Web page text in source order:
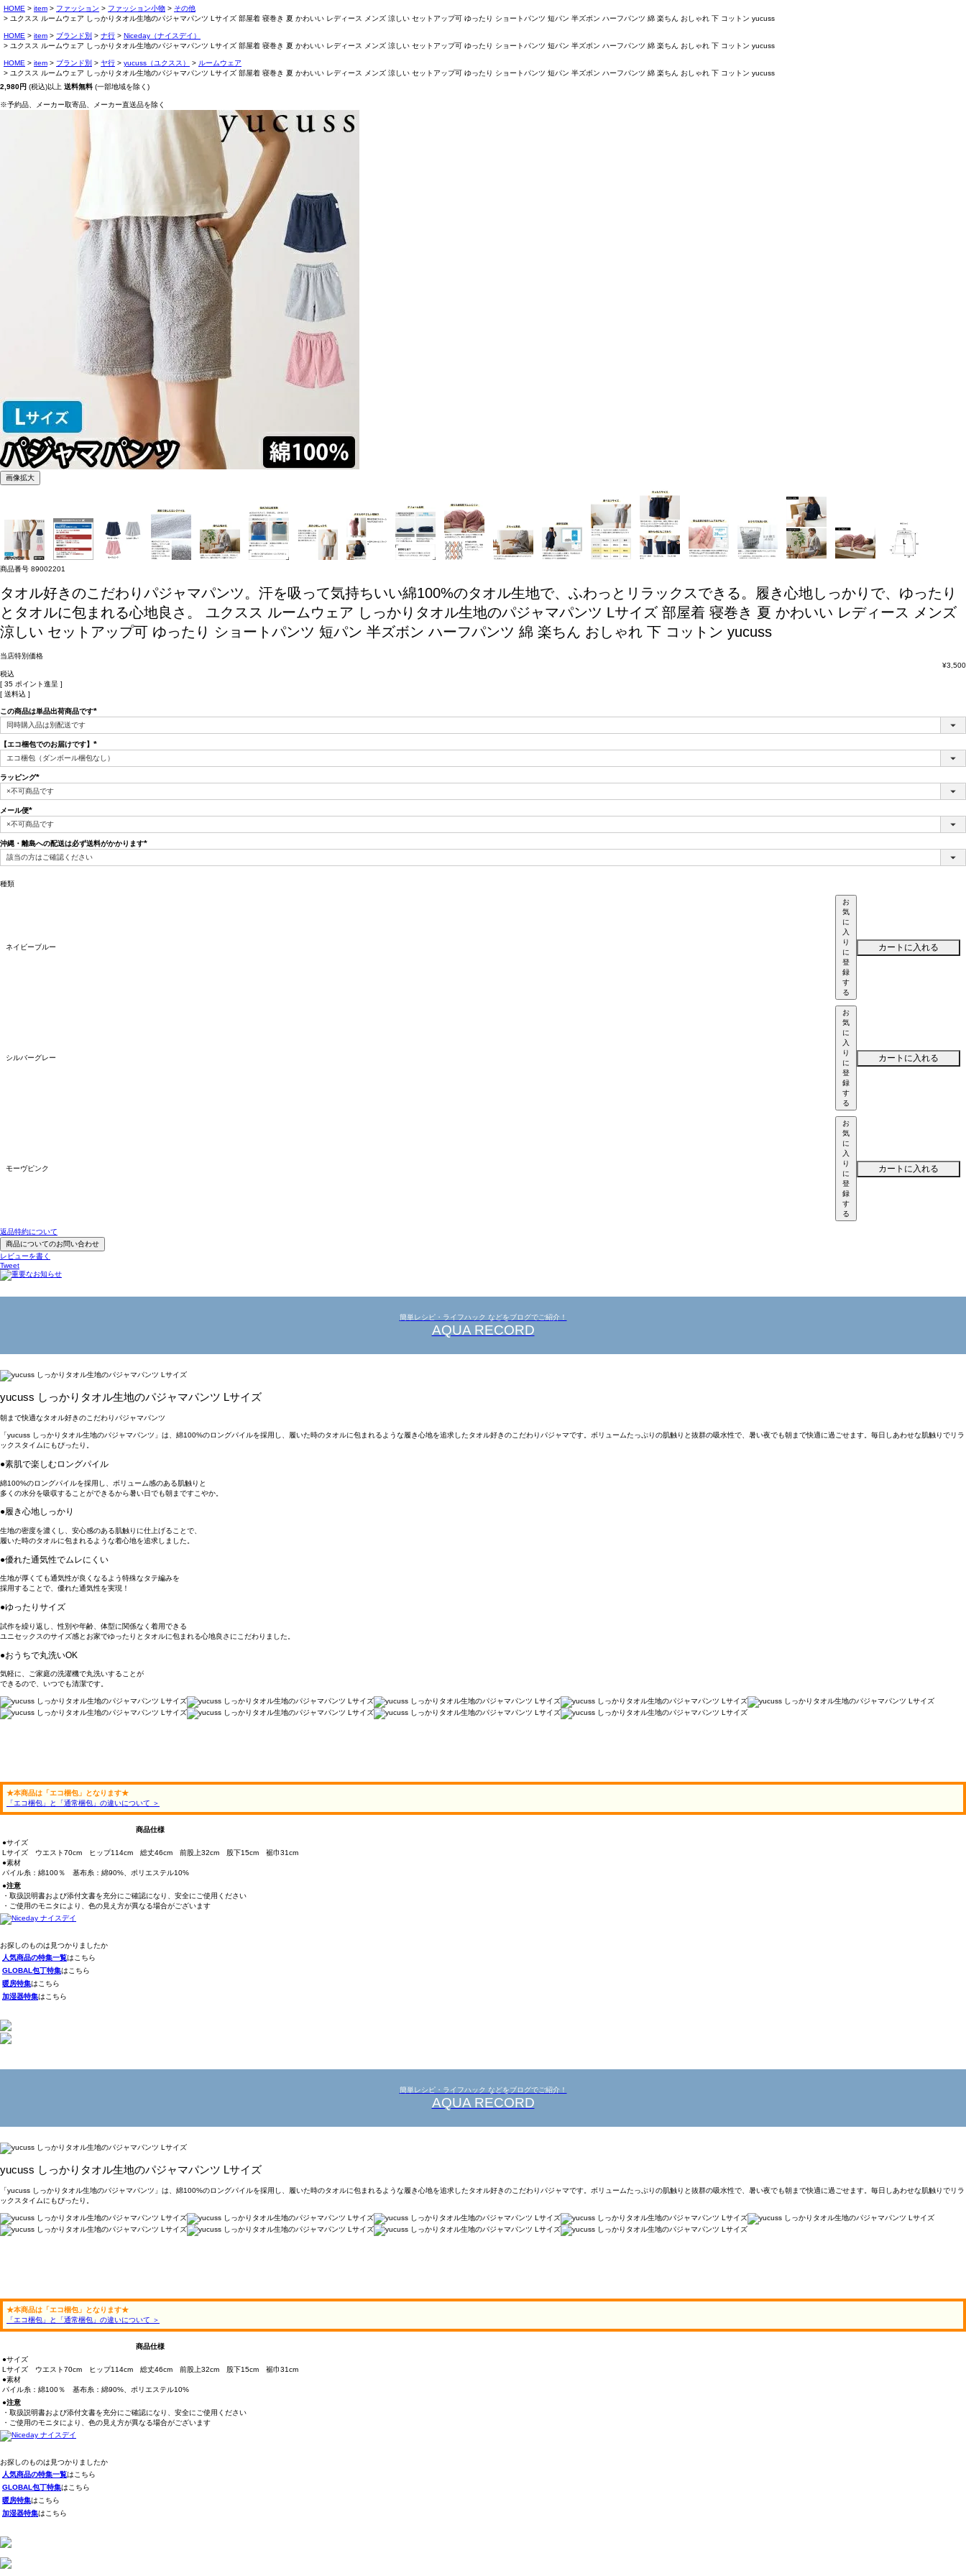
HOME item ファッション ファッション小物
その他
ユクスス ルームウェア しっかりタオル生地のパジャマパンツ Lサイズ 部屋着 寝巻き 夏 かわいい レディース メンズ 涼しい セットアップ可 ゆったり ショートパンツ 短パン 半ズボン ハーフパンツ 綿 楽ちん おしゃれ 下 コットン yucuss
HOME item ブランド別 ナ行
Niceday（ナイスデイ）
ユクスス ルームウェア しっかりタオル生地のパジャマパンツ Lサイズ 部屋着 寝巻き 夏 かわいい レディース メンズ 涼しい セットアップ可 ゆったり ショートパンツ 短パン 半ズボン ハーフパンツ 綿 楽ちん おしゃれ 下 コットン yucuss
HOME item ブランド別 ヤ行 yucuss（ユクスス）
ルームウェア
ユクスス ルームウェア しっかりタオル生地のパジャマパンツ Lサイズ 部屋着 寝巻き 夏 かわいい レディース メンズ 涼しい セットアップ可 ゆったり ショートパンツ 短パン 半ズボン ハーフパンツ 綿 楽ちん おしゃれ 下 コットン yucuss
2,980円 (税込)以上 送料無料 (一部地域を除く)
※予約品、メーカー取寄品、メーカー直送品を除く
画像拡大
商品番号 89002201
タオル好きのこだわりパジャマパンツ。汗を吸って気持ちいい綿100%のタオル生地で、ふわっとリラックスできる。履き心地しっかりで、ゆったり
とタオルに包まれる心地良さ。
ユクスス ルームウェア しっかりタオル生地のパジャマパンツ Lサイズ 部屋着 寝巻き 夏 かわいい レディース メンズ
涼しい セットアップ可 ゆったり ショートパンツ 短パン 半ズボン ハーフパンツ 綿 楽ちん おしゃれ 下 コットン yucuss
当店特別価格
¥3,500
税込
[ 35 ポイント進呈 ]
送料込
この商品は単品出荷商品です
須)
【エコ梱包でのお届けです】
(必
須)
ラッピング
(必
須)
メール便
(必
須)
沖縄・離島への配送は必ず送料がかかります
須)
種類
ネイビーブルー
お
気
に
入
り
に
登
録
す
る
カートに入れる
シルバーグレー
お
気
に
入
り
に
登
録
す
る
カートに入れる
モーヴピンク
お
気
に
入
り
に
登
録
す
る
カートに入れる
返品特約について
商品についてのお問い合わせ
レビューを書く
Tweet
簡単レシピ・ライフハック などをブログでご紹介！
AQUA RECORD
yucuss しっかりタオル生地のパジャマパンツ Lサイズ
朝まで快適なタオル好きのこだわりパジャマパンツ
「yucuss しっかりタオル生地のパジャマパンツ」は、綿100%のロングパイルを採用し、履いた時のタオルに包まれるような履き心地を追求したタオル好きのこだわりパジャマです。ボリュームたっぷりの肌触りと抜群の吸水性で、暑い夜でも朝まで快適に過ごせます。毎日しあわせな肌触りでリラ
ックスタイムにもぴったり。
●素肌で楽しむロングパイル
綿100%のロングパイルを採用し、ボリューム感のある肌触りと
多くの水分を吸収することができるから暑い日でも朝まですこやか。
●履き心地しっかり
生地の密度を濃くし、安心感のある肌触りに仕上げることで、
履いた時のタオルに包まれるような着心地を追求しました。
●優れた通気性でムレにくい
生地が厚くても通気性が良くなるよう特殊なタテ編みを
採用することで、優れた通気性を実現！
●ゆったりサイズ
試作を繰り返し、性別や年齢、体型に関係なく着用できる
ユニセックスのサイズ感とお家でゆったりとタオルに包まれる心地良さにこだわりました。
●おうちで丸洗いOK
気軽に、ご家庭の洗濯機で丸洗いすることが
できるので、いつでも清潔です。
★本商品は「エコ梱包」となります★
「エコ梱包」と「通常梱包」の違いについて ＞
商品仕様
●サイズ
Lサイズ ウエスト70cm ヒップ114cm 総丈46cm 前股上32cm 股下15cm 裾巾31cm
●素材
パイル糸：綿100％ 基布糸：綿90%、ポリエステル10%
●注意
・取扱説明書および添付文書を充分にご確認になり、安全にご使用ください
・ご使用のモニタにより、色の見え方が異なる場合がございます
お探しのものは見つかりましたか
人気商品の特集一覧はこちら
GLOBAL包丁特集はこちら
暖房特集はこちら
加湿器特集はこちら
簡単レシピ・ライフハック などをブログでご紹介！
AQUA RECORD
yucuss しっかりタオル生地のパジャマパンツ Lサイズ
「yucuss しっかりタオル生地のパジャマパンツ」は、綿100%のロングパイルを採用し、履いた時のタオルに包まれるような履き心地を追求したタオル好きのこだわりパジャマです。ボリュームたっぷりの肌触りと抜群の吸水性で、暑い夜でも朝まで快適に過ごせます。毎日しあわせな肌触りでリラ
ックスタイムにもぴったり。
★本商品は「エコ梱包」となります★
「エコ梱包」と「通常梱包」の違いについて ＞
商品仕様
●サイズ
Lサイズ ウエスト70cm ヒップ114cm 総丈46cm 前股上32cm 股下15cm 裾巾31cm
●素材
パイル糸：綿100％ 基布糸：綿90%、ポリエステル10%
●注意
・取扱説明書および添付文書を充分にご確認になり、安全にご使用ください
・ご使用のモニタにより、色の見え方が異なる場合がございます
お探しのものは見つかりましたか
人気商品の特集一覧はこちら
GLOBAL包丁特集はこちら
暖房特集はこちら
加湿器特集はこちら